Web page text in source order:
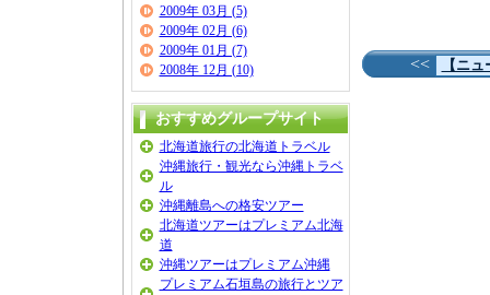
2009年 03月 (5)
2009年 02月 (6)
2009年 01月 (7)
2008年 12月 (10)
おすすめグループサイト
北海道旅行の北海道トラベル
沖縄旅行・観光なら沖縄トラベ
ル
沖縄離島への格安ツアー
北海道ツアーはプレミアム北海
道
沖縄ツアーはプレミアム沖縄
プレミアム石垣島の旅行とツア
<< 【ニ